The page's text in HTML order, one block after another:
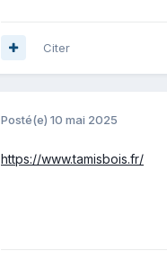
Citer
Posté(e) 10 mai 2025
https://www.tamisbois.fr/